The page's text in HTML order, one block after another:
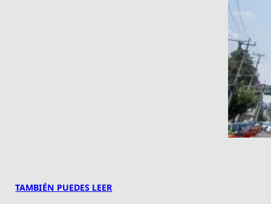
TAMBIÉN PUEDES LEER